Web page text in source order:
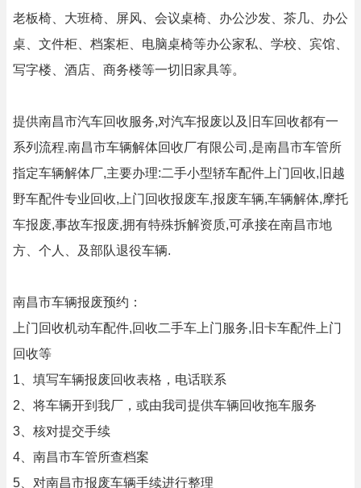
老板椅、大班椅、屏风、会议桌椅、办公沙发、茶几、办公
桌、文件柜、档案柜、电脑桌椅等办公家私、学校、宾馆、
写字楼、酒店、商务楼等一切旧家具等。
提供南昌市汽车回收服务,对汽车报废以及旧车回收都有一
系列流程.南昌市车辆解体回收厂有限公司,是南昌市车管所
指定车辆解体厂,主要办理:二手小型轿车配件上门回收,旧越
野车配件专业回收,上门回收报废车,报废车辆,车辆解体,摩托
车报废,事故车报废,拥有特殊拆解资质,可承接在南昌市地
方、个人、及部队退役车辆.
南昌市车辆报废预约：
上门回收机动车配件,回收二手车上门服务,旧卡车配件上门
回收等
1、填写车辆报废回收表格，电话联系
2、将车辆开到我厂，或由我司提供车辆回收拖车服务
3、核对提交手续
4、南昌市车管所查档案
5、对南昌市报废车辆手续进行整理